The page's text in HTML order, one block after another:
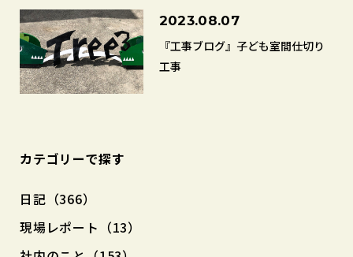
2023.08.07
『工事ブログ』子ども室間仕切り
工事
カテゴリーで探す
日記（366）
現場レポート（13）